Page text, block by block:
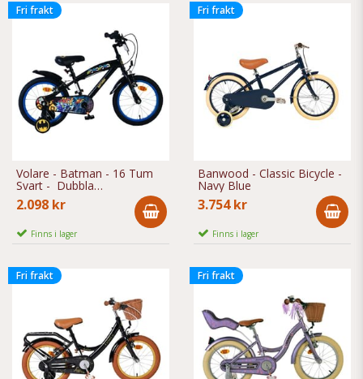
Fri frakt
Volare - Batman - 16 Tum
Svart - Dubbla
Handbromsar
2.098 kr
Finns i lager
Fri frakt
Banwood - Classic Bicycle -
Navy Blue
3.754 kr
Finns i lager
Fri frakt Fri frakt